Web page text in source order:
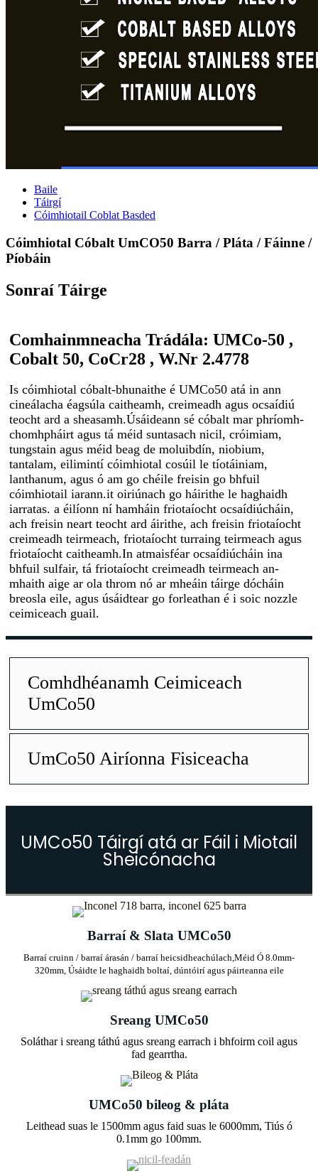
Baile
Táirgí
Cóimhiotail Coblat Basded
Cóimhiotal Cóbalt UmCO50 Barra / Pláta / Fáinne /
Píobáin
Sonraí Táirge
Comhainmneacha Trádála: UMCo-50 ,
Cobalt 50, CoCr28 , W.Nr 2.4778
Is cóimhiotal cóbalt-bhunaithe é UMCo50 atá in ann
cineálacha éagsúla caitheamh, creimeadh agus ocsaídiú
teocht ard a sheasamh.Úsáideann sé cóbalt mar phríomh-
chomhpháirt agus tá méid suntasach nicil, cróimiam,
tungstain agus méid beag de moluibdín, niobium,
tantalam, eilimintí cóimhiotal cosúil le tíotáiniam,
lanthanum, agus ó am go chéile freisin go bhfuil
cóimhiotail iarann.it oiriúnach go háirithe le haghaidh
iarratas. a éilíonn ní hamháin friotaíocht ocsaídiúcháin,
ach freisin neart teocht ard áirithe, ach freisin friotaíocht
creimeadh teirmeach, friotaíocht turraing teirmeach agus
friotaíocht caitheamh.In atmaisféar ocsaídiúcháin ina
bhfuil sulfair, tá friotaíocht creimeadh teirmeach an-
mhaith aige ar ola throm nó ar mheáin táirge dócháin
breosla eile, agus úsáidtear go forleathan é i soic nozzle
ceimiceach guail.
Comhdhéanamh Ceimiceach
UmCo50
UmCo50 Airíonna Fisiceacha
UMCo50 Táirgí atá ar Fáil i Miotail
Sheicónacha
Barraí & Slata UMCo50
Barraí cruinn / barraí árasán / barraí heicsidheachúlach, Méid Ó 8.0mm-
320mm, Úsáidte le haghaidh boltaí, dúntóirí agus páirteanna eile
Sreang UMCo50
Soláthar i sreang táthú agus sreang earrach i bhfoirm coil agus
fad gearrtha.
UMCo50 bileog & pláta
Leithead suas le 1500mm agus faid suas le 6000mm, Tiús ó
0.1mm go 100mm.